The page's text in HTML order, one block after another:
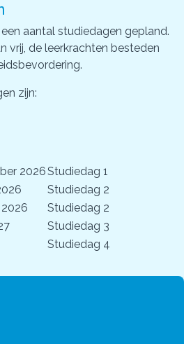
aantal studiedagen gepland.
vrij, de leerkrachten besteden
zijn:
2026Studiedag 1
Studiedag 2
Studiedag 2
Studiedag 3
Studiedag 4